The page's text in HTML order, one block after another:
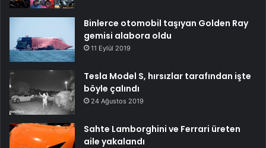
Binlerce otomobil taşıyan Golden Ray
gemisi alabora oldu
11 Eylül 2019
Tesla Model S, hırsızlar tarafından işte
böyle çalındı
24 Ağustos 2019
Sahte Lamborghini ve Ferrari üreten
aile yakalandı